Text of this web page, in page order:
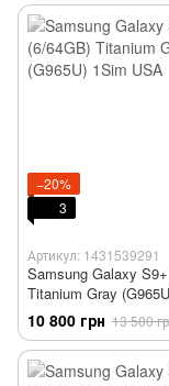
−20%
3
Артикул: 1431539291
Samsung Galaxy
Titanium Gray
USA
10 800 грн 13 500